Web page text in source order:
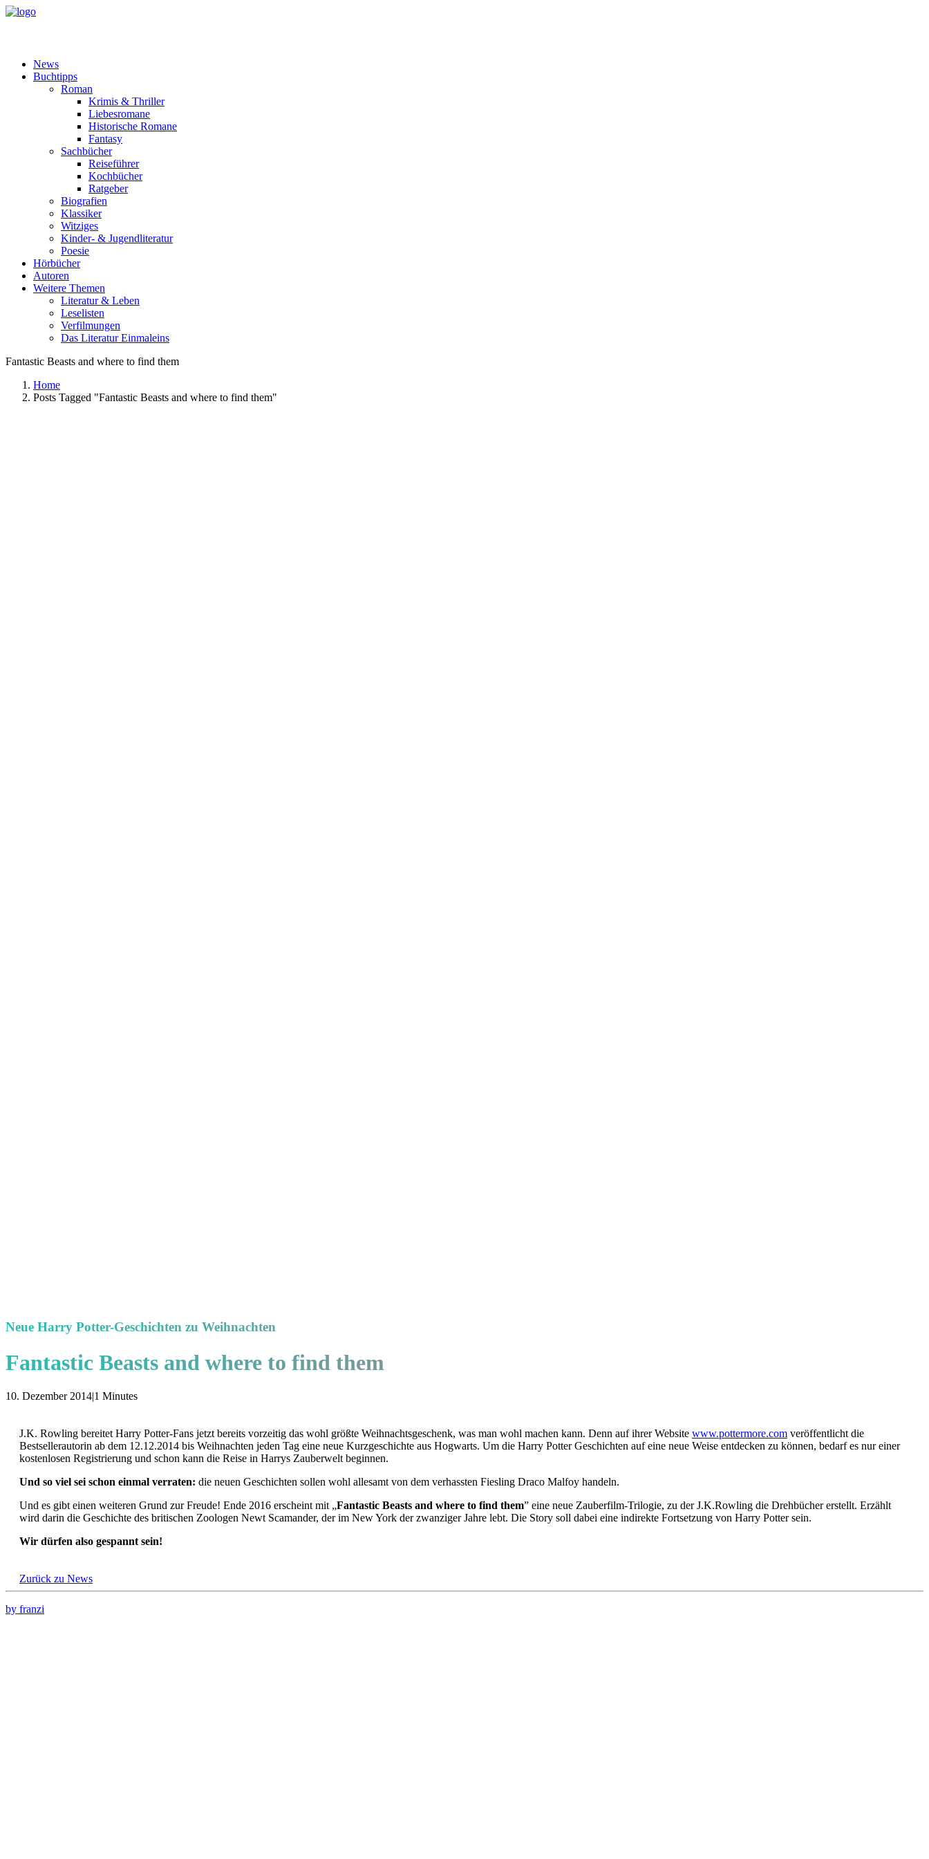
News
Buchtipps
Roman
Krimis & Thriller
Liebesromane
Historische Romane
Fantasy
Sachbücher
Reiseführer
Kochbücher
Ratgeber
Biografien
Klassiker
Witziges
Kinder- & Jugendliteratur
Poesie
Hörbücher
Autoren
Weitere Themen
Literatur & Leben
Leselisten
Verfilmungen
Das Literatur Einmaleins
Fantastic Beasts and where to find them
Home
Posts Tagged "Fantastic Beasts and where to find them"
Neue Harry Potter-Geschichten zu Weihnachten
Fantastic Beasts and where to find them
10. Dezember 2014|1 Minutes
J.K. Rowling bereitet Harry Potter-Fans jetzt bereits vorzeitig das wohl größte Weihnachtsgeschenk, was man wohl machen kann. Denn auf ihrer Website www.pottermore.com veröffentlicht die
Bestsellerautorin ab dem 12.12.2014 bis Weihnachten jeden Tag eine neue Kurzgeschichte aus Hogwarts. Um die Harry Potter Geschichten auf eine neue Weise entdecken zu können, bedarf es nur einer
kostenlosen Registrierung und schon kann die Reise in Harrys Zauberwelt beginnen.
Und so viel sei schon einmal verraten: die neuen Geschichten sollen wohl allesamt von dem verhassten Fiesling Draco Malfoy handeln.
Und es gibt einen weiteren Grund zur Freude! Ende 2016 erscheint mit „Fantastic Beasts and where to find them” eine neue Zauberfilm-Trilogie, zu der J.K.Rowling die Drehbücher erstellt. Erzählt
wird darin die Geschichte des britischen Zoologen Newt Scamander, der im New York der zwanziger Jahre lebt. Die Story soll dabei eine indirekte Fortsetzung von Harry Potter sein.
Wir dürfen also gespannt sein!
Zurück zu News
by franzi